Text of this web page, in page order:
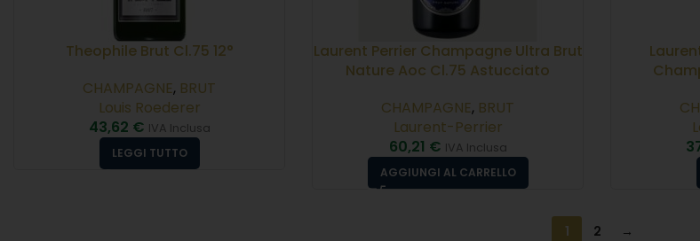
Theophile Brut Cl.75 12°
CHAMPAGNE, BRUT
Louis Roederer
43,62 € IVA Inclusa
LEGGI TUTTO
Laurent Perrier Champagne Ultra Brut
Nature Aoc Cl.75 Astucciato
CHAMPAGNE, BRUT
Laurent-Perrier
60,21 € IVA Inclusa
AGGIUNGI AL CARRELLO
1 2 →